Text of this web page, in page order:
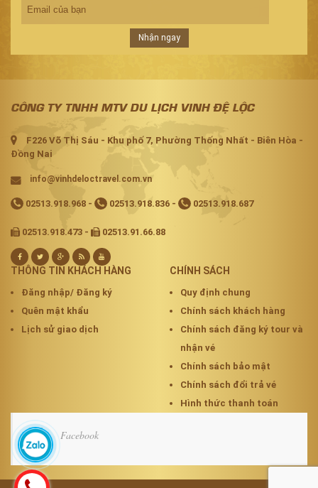
Nhận ngay
CÔNG TY TNHH MTV DU LỊCH VINH ĐỆ LỘC
F226 Võ Thị Sáu - Khu phố 7, Phường Thống Nhất - Biên Hòa -
Đồng Nai
info@vinhdeloctravel.com.vn
02513.918.968 - 02513.918.836 - 02513.918.687
02513.918.473 - 02513.91.66.88
THÔNG TIN KHÁCH HÀNG
Đăng nhập/ Đăng ký
Quên mật khẩu
Lịch sử giao dịch
CHÍNH SÁCH
Quy định chung
Chính sách khách hàng
Chính sách đăng ký tour và
nhận vé
Chính sách bảo mật
Chính sách đổi trả vé
Hình thức thanh toán
Facebook